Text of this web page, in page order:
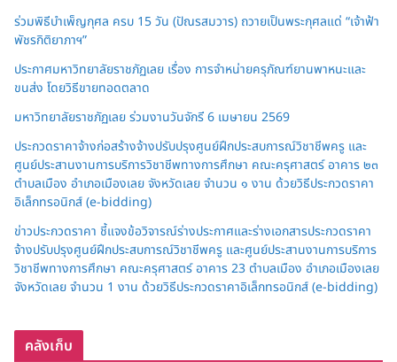
ร่วมพิธีบำเพ็ญกุศล ครบ 15 วัน (ปัณรสมวาร) ถวายเป็นพระกุศลแด่ “เจ้าฟ้า
พัชรกิติยาภาฯ”
ประกาศมหาวิทยาลัยราชภัฏเลย เรื่อง การจำหน่ายครุภัณฑ์ยานพาหนะและ
ขนส่ง โดยวิธีขายทอดตลาด
มหาวิทยาลัยราชภัฏเลย ร่วมงานวันจักรี 6 เมษายน 2569
ประกวดราคาจ้างก่อสร้างจ้างปรับปรุงศูนย์ฝึกประสบการณ์วิชาชีพครู และ
ศูนย์ประสานงานการบริการวิชาชีพทางการศึกษา คณะครุศาสตร์ อาคาร ๒๓
ตำบลเมือง อำเภอเมืองเลย จังหวัดเลย จำนวน ๑ งาน ด้วยวิธีประกวดราคา
อิเล็กทรอนิกส์ (e-bidding)
ข่าวประกวดราคา ชี้แจงข้อวิจารณ์ร่างประกาศและร่างเอกสารประกวดราคา
จ้างปรับปรุงศูนย์ฝึกประสบการณ์วิชาชีพครู และศูนย์ประสานงานการบริการ
วิชาชีพทางการศึกษา คณะครุศาสตร์ อาคาร 23 ตำบลเมือง อำเภอเมืองเลย
จังหวัดเลย จำนวน 1 งาน ด้วยวิธีประกวดราคาอิเล็กทรอนิกส์ (e-bidding)
คลังเก็บ